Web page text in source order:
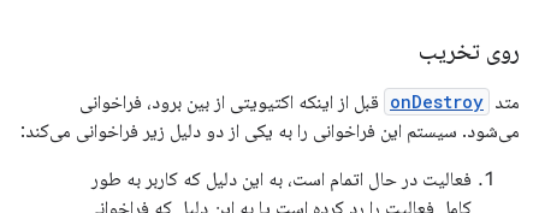
روی تخریب
متد onDestroy قبل از اینکه اکتیویتی از بین برود، فراخوانی
می‌شود. سیستم این فراخوانی را به یکی از دو دلیل زیر فراخوانی می‌کند:
فعالیت در حال اتمام است، به این دلیل که کاربر به طور
کامل فعالیت را رد کرده است یا به این دلیل که فراخوانی